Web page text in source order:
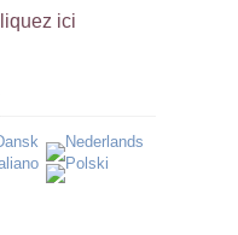
ici